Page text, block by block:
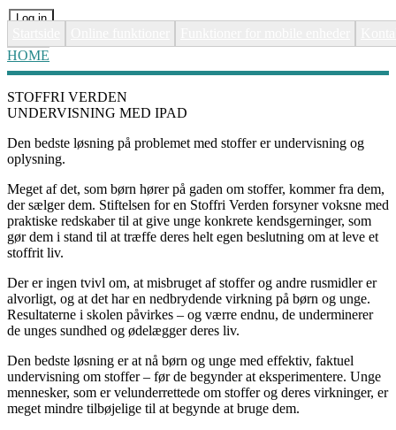
YOU ARE HERE
HOME
STOFFRI VERDEN
UNDERVISNING MED IPAD
Den bedste løsning på problemet med stoffer er undervisning og
oplysning.
Meget af det, som børn hører på gaden om stoffer, kommer fra dem,
der sælger dem. Stiftelsen for en Stoffri Verden forsyner voksne med
praktiske redskaber til at give unge konkrete kendsgerninger, som
gør dem i stand til at træffe deres helt egen beslutning om at leve et
stoffrit liv.
Der er ingen tvivl om, at misbruget af stoffer og andre rusmidler er
alvorligt, og at det har en nedbrydende virkning på børn og unge.
Resultaterne i skolen påvirkes – og værre endnu, de underminerer
de unges sundhed og ødelægger deres liv.
Den bedste løsning er at nå børn og unge med effektiv, faktuel
undervisning om stoffer – før de begynder at eksperimentere. Unge
mennesker, som er velunderrettede om stoffer og deres virkninger, er
meget mindre tilbøjelige til at begynde at bruge dem.